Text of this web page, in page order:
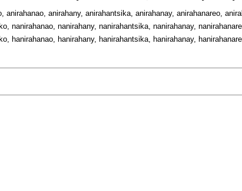
anirahanao, anirahany, anirahantsika, anirahanay, anirahanareo,
nanirahanao, nanirahany, nanirahantsika, nanirahanay,
hanirahanao, hanirahany, hanirahantsika, hanirahanay,